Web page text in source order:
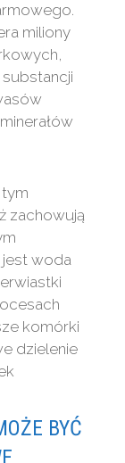
miliony
zachowują
jest woda
komórki
dzielenie
BYĆ